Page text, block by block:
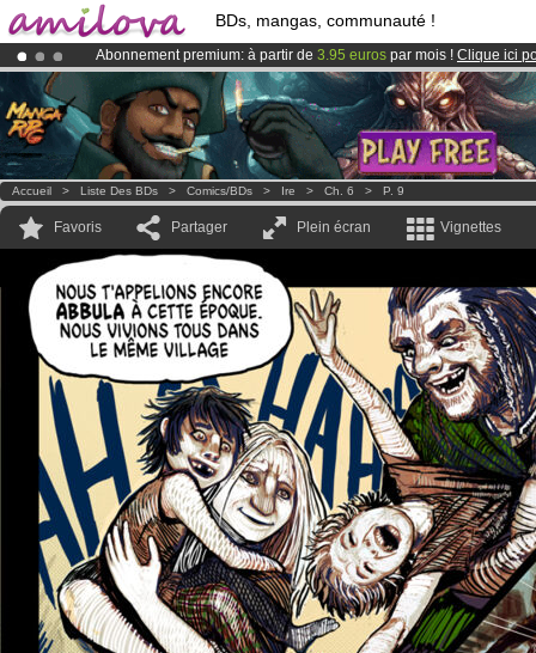
BDs, mangas, communauté !
Abonnement premium: à partir de 3.95 euros par mois ! Clique ici
LeKickstarter Amilova est désormais lancé!.
Déjà 100000membreset 1000BDs & Mangas!
Accueil > Liste Des BDs > Comics/BDs > Ire > Ch. 6 > P. 9
Favoris Partager Plein écran Vignettes